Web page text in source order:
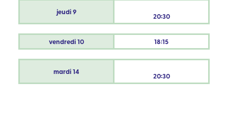
jeudi9 20:30
vendredi10 18:15
mardi14 20:30